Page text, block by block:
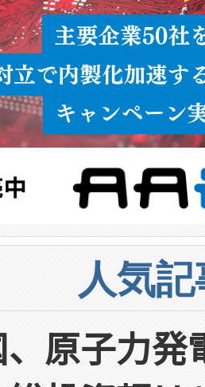
人気
、原子力